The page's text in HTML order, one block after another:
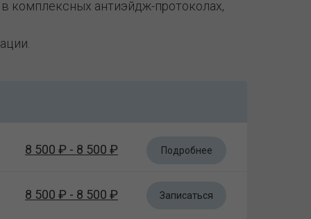
в комплексных антиэйдж-протоколах,
8 500 ₽ - 8 500 ₽ Записаться
8 500 ₽ - 8 500 ₽ Подробнее